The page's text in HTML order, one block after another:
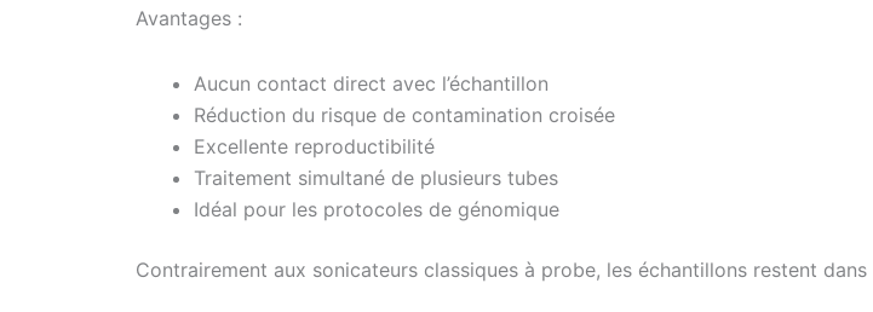
Avantages :
Aucun contact direct avec l’échantillon
Réduction du risque de contamination croisée
Excellente reproductibilité
Traitement simultané de plusieurs tubes
Idéal pour les protocoles de génomique
Contrairement aux sonicateurs classiques à probe, les échantillons restent